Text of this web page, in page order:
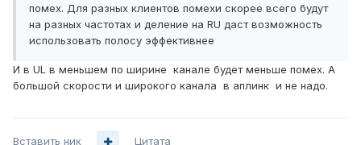
помех. Для разных клиентов помехи скорее всего будут
на разных частотах и деление на RU даст возможность
использовать полосу эффективнее
И в UL в меньшем по ширине канале будет меньше помех. А
большой скорости и широкого канала в аплинк и не надо.
Вставить ник Цитата